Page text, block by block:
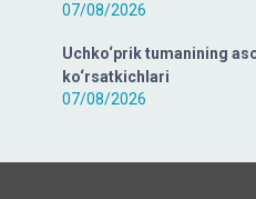
07/08/2026
Uchko‘prik tumanining
ko‘rsatkichlari
07/08/2026